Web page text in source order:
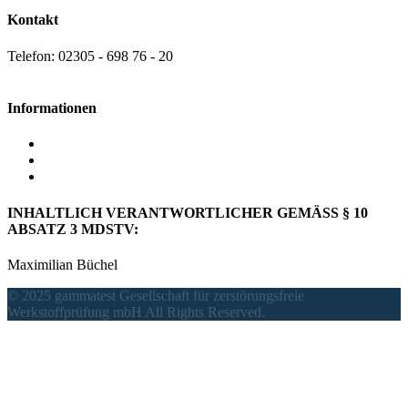
Kontakt
Telefon: 02305 - 698 76 - 20
Informationen
INHALTLICH VERANTWORTLICHER GEMÄSS § 10
ABSATZ 3 MDSTV:
Maximilian Büchel
© 2025 gammatest Gesellschaft für zerstörungsfreie
Werkstoffprüfung mbH All Rights Reserved.